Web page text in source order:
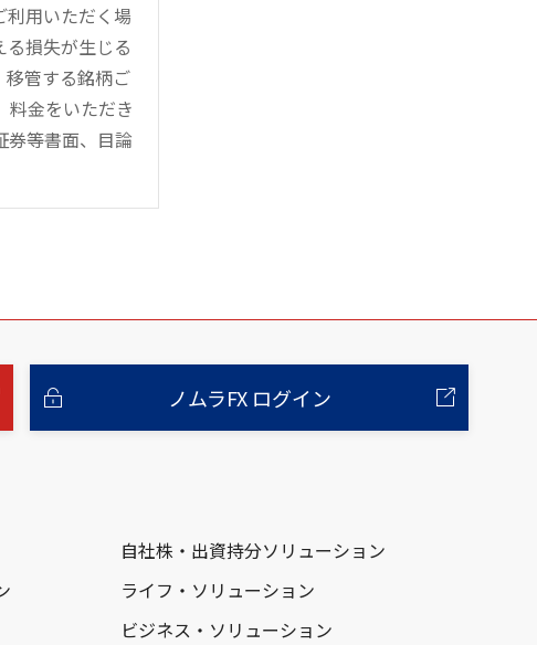
利用いただく場
損失が生じる
管する銘柄ご
料金をいただき
券等書面、目論
ノムラFX ログイン
自社株・出資持分ソリューション
ライフ・ソリューション
ビジネス・ソリューション